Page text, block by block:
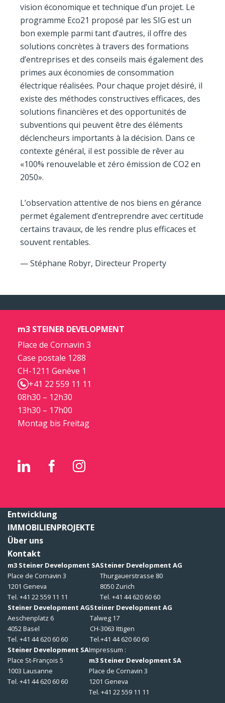
vision économique et technique d’un projet. Le
programme Eco21 proposé par les SIG est un
bon exemple parmi tant d’autres, il offre des
solutions concrètes à travers des formations
d’entreprises et des conseils mais également des
primes aux économies de consommation
électrique réalisées. Pour chaque projet désiré, il
existe des méthodes constructives efficaces, des
solutions financières et des opportunités de
subventions qui peuvent être des éléments
déclencheurs importants à la décision. Dans ce
contexte général, il est possible de rêver au
«100% renouvelable et zéro émission de CO2 en
2050».
L’observation attentive de nos biens en gérance
permet également d’entreprendre avec certitude
certains travaux, de les rendre plus efficaces et
souvent rentables.
— Stéphane Robyr, Directeur Property
m3 STEINER DEVELOPMENT
Place de Cornavin 3
Case postale 1288
CH-1211 Genève 1
+41 22 559 11 11
08h30 – 12h30
13h30 – 17h00
Montag bis Freitag
Entwicklung
IMMOBILIENPROJEKTE
Über uns
Kontakt
m3 Steiner Development SA
Place de Cornavin 3
1201 Geneva
Tel. +41 22 559 11 11
Steiner Development AG
Thurgauerstrasse 80
8050 Zurich
Tel. +41 44 620 60 60
Steiner Development AG
Aeschenplatz 6
4052 Basel
Tel. +41 44 620 60 60
Steiner Development AG
Talweg 17
CH-3063 Ittigen
Tel.+41 44 620 60 60
Steiner Development SA
Place St-François 5
1003 Lausanne
Tel. +41 44 620 60 60
Impressum :
m3 Steiner Development SA
Place de Cornavin 3
1201 Geneva
Tel. +41 22 559 11 11